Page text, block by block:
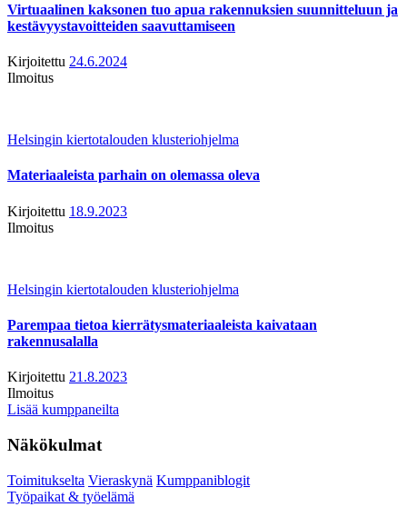
Virtuaalinen kaksonen tuo apua rakennuksien suunnitteluun ja
kestävyystavoitteiden saavuttamiseen
Kirjoitettu 24.6.2024
Ilmoitus
Helsingin kiertotalouden klusteriohjelma
Materiaaleista parhain on olemassa oleva
Kirjoitettu 18.9.2023
Ilmoitus
Helsingin kiertotalouden klusteriohjelma
Parempaa tietoa kierrätysmateriaaleista kaivataan
rakennusalalla
Kirjoitettu 21.8.2023
Ilmoitus
Lisää kumppaneilta
Näkökulmat
Toimitukselta Vieraskynä Kumppaniblogit
Työpaikat & työelämä